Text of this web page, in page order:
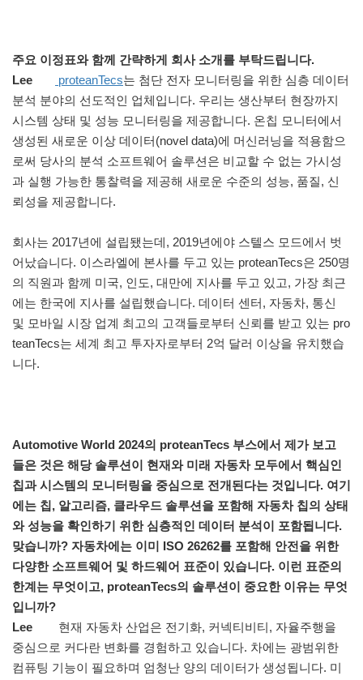
주요 이정표와 함께 간략하게 회사 소개를 부탁드립니다.
Lee
proteanTecs는 첨단 전자 모니터링을 위한 심층 데이터
분석 분야의 선도적인 업체입니다. 우리는 생산부터 현장까지
시스템 상태 및 성능 모니터링을 제공합니다. 온칩 모니터에서
생성된 새로운 이상 데이터(novel data)에 머신러닝을 적용함으
로써 당사의 분석 소프트웨어 솔루션은 비교할 수 없는 가시성
과 실행 가능한 통찰력을 제공해 새로운 수준의 성능, 품질, 신
뢰성을 제공합니다.
회사는 2017년에 설립됐는데, 2019년에야 스텔스 모드에서 벗
어났습니다. 이스라엘에 본사를 두고 있는 proteanTecs은 250명
의 직원과 함께 미국, 인도, 대만에 지사를 두고 있고, 가장 최근
에는 한국에 지사를 설립했습니다. 데이터 센터, 자동차, 통신
및 모바일 시장 업계 최고의 고객들로부터 신뢰를 받고 있는 pro
teanTecs는 세계 최고 투자자로부터 2억 달러 이상을 유치했습
니다.
Automotive World 2024의 proteanTecs 부스에서 제가 보고
들은 것은 해당 솔루션이 현재와 미래 자동차 모두에서 핵심인
칩과 시스템의 모니터링을 중심으로 전개된다는 것입니다. 여기
에는 칩, 알고리즘, 클라우드 솔루션을 포함해 자동차 칩의 상태
와 성능을 확인하기 위한 심층적인 데이터 분석이 포함됩니다.
맞습니까? 자동차에는 이미 ISO 26262를 포함해 안전을 위한
다양한 소프트웨어 및 하드웨어 표준이 있습니다. 이런 표준의
한계는 무엇이고, proteanTecs의 솔루션이 중요한 이유는 무엇
입니까?
Lee 현재 자동차 산업은 전기화, 커넥티비티, 자율주행을
중심으로 커다란 변화를 경험하고 있습니다. 차에는 광범위한
컴퓨팅 기능이 필요하며 엄청난 양의 데이터가 생성됩니다. 미